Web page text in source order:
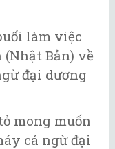
làm việc
Bản) về
đại dương
mong muốn
cá ngừ đại